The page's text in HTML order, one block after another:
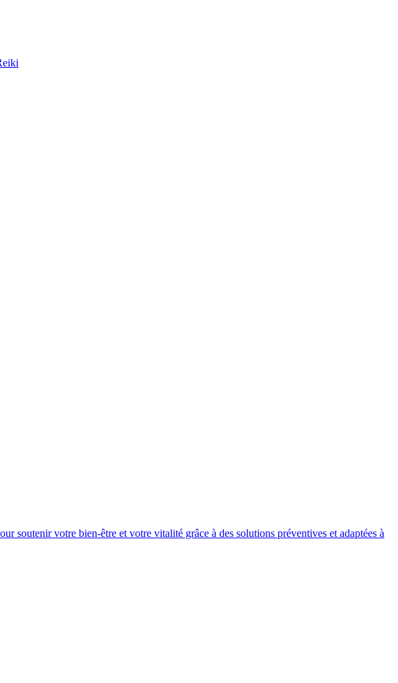
soutenir votre bien-être et votre vitalité grâce à des solutions préventives et adaptées à